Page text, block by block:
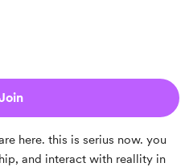
here. this is serius now. you
and interact with reallity in